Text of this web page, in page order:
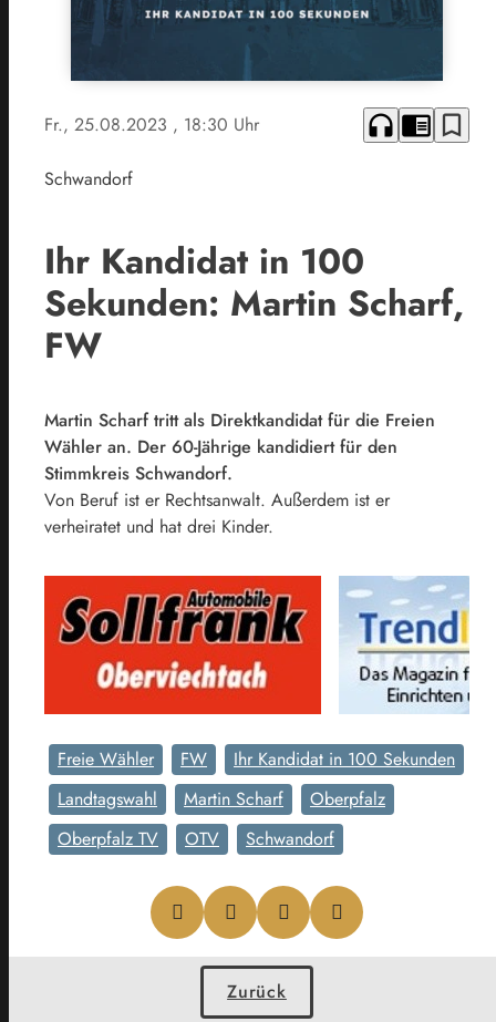
Fr., 25.08.2023 , 18:30 Uhr headphones chrome_reader_mode bookmark_border
Schwandorf
Ihr Kandidat in 100
Sekunden: Martin Scharf,
FW
Martin Scharf tritt als Direktkandidat für die Freien
Wähler an. Der 60-Jährige kandidiert für den
Stimmkreis Schwandorf.
Von Beruf ist er Rechtsanwalt. Außerdem ist er
verheiratet und hat drei Kinder.
Freie Wähler FW
Ihr Kandidat in 100 Sekunden
Landtagswahl
Martin Scharf
Oberpfalz
Oberpfalz TV
OTV Schwandorf
Zurück